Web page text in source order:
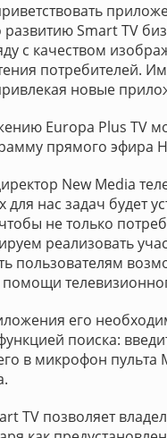
Smart TV
с качеством
потребителей.
новые
Europa Plus TV
прямого эфира
New Media
для нас задач будет
не только
реализовать
пользователям
помощи
его
поиска:
в микрофон пульта
TV позволяет